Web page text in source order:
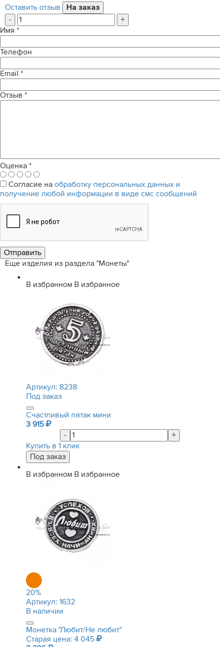
Оставить отзыв
-
+
Имя *
Телефон
Email *
Отзыв *
Оценка *
Согласие на обработку персональных данных и
получение любой информации в виде смс сообщений
Еще изделия из раздела "Монеты"
В избранном В избранное
Артикул: 8238
Под заказ
Счастливый пятак мини
3 915
-
+
Купить в 1 клик
В избранном В избранное
20%
Артикул: 1632
В наличии
Монетка "Любит/Не любит"
Старая цена: 4 045